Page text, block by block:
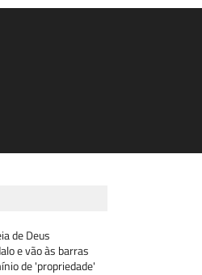
de Deus
e vão às barras
de 'propriedade'